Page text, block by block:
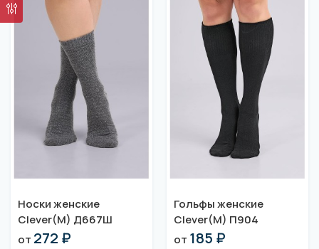
Носки женские
Clever(M) Д667Ш
от 272 ₽
Гольфы женские
Clever(M) П904
от 185 ₽